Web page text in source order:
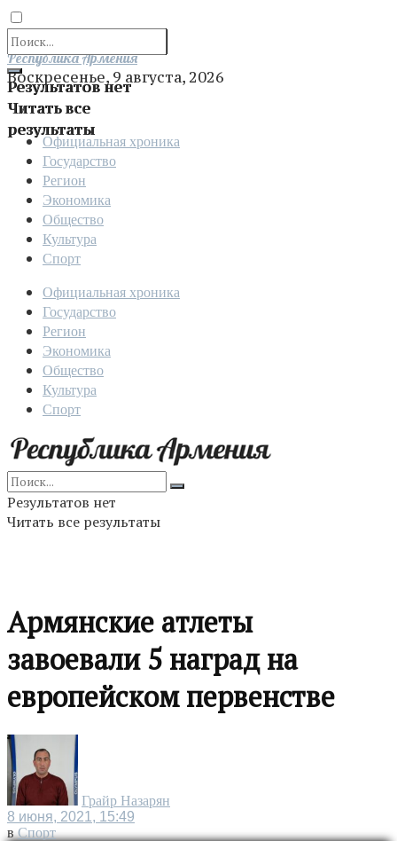
Результатов нет
Читать все
результаты
Отправить
Республика Армения
Воскресенье, 9 августа, 2026
Официальная хроника
Государство
Регион
Экономика
Общество
Культура
Спорт
Официальная хроника
Государство
Регион
Экономика
Общество
Культура
Спорт
Результатов нет
Читать все результаты
Армянские атлеты
завоевали 5 наград на
европейском первенстве
Грайр Назарян
8 июня, 2021, 15:49
в Спорт